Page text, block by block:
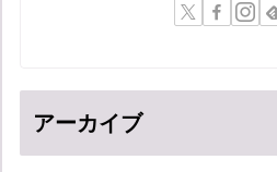
アーカイブ